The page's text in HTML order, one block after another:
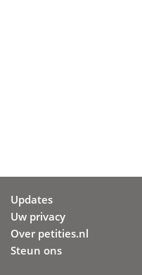
Updates
Uw privacy
Over petities.nl
Steun ons